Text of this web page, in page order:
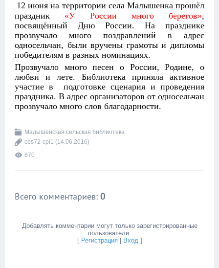
12 июня на территории села Малышенка прошёл
праздник «У России много берегов»,
посвящённый Дню России. На празднике
прозвучало много поздравлений в адрес
односельчан, были вручены грамоты и дипломы
победителям в разных номинациях.
Прозвучало много песен о России, Родине, о
любви и лете. Библиотека приняла активное
участие в подготовке сценария и проведения
праздника. В адрес организаторов от односельчан
прозвучало много слов благодарности.
Малышенская сельская библиотека
cbs72-cpi1 (14.06.2016)
670
Всего комментариев: 0
Добавлять комментарии могут только зарегистрированные
пользователи.
[ Регистрация| Вход]